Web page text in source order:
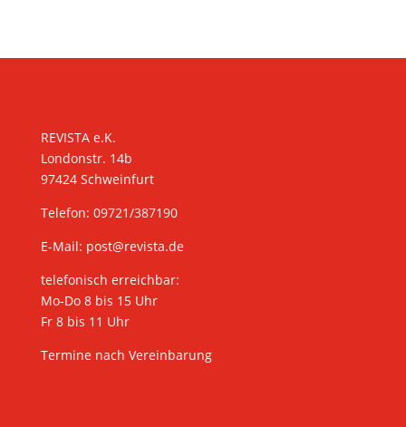
REVISTA e.K.
Londonstr. 14b
97424 Schweinfurt
Telefon: 09721/387190
E-Mail: post@revista.de
telefonisch erreichbar:
Mo-Do 8 bis 15 Uhr
Fr 8 bis 11 Uhr
Termine nach Vereinbarung